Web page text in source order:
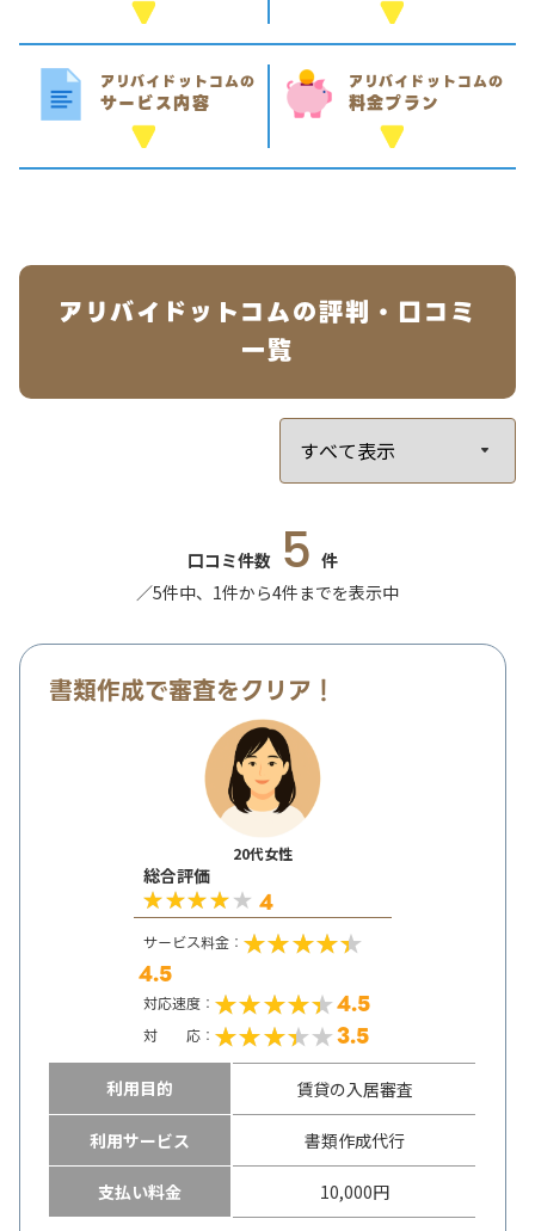
アリバイドットコムの
サービス内容
アリバイドットコムの
料金プラン
アリバイドットコムの評判・口コミ
一覧
口コミ件数 5 件
／5件中、1件から4件までを表示中
書類作成で審査をクリア！
20代女性
総合評価
4
サービス料金：
4.5
対応速度： 4.5
対 応： 3.5
利用目的 賃貸の入居審査
利用サービス 書類作成代行
支払い料金 10,000円